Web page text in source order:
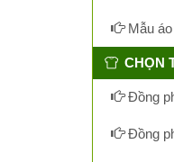
Mẫu áo
CHỌN
Đồng
Đồng